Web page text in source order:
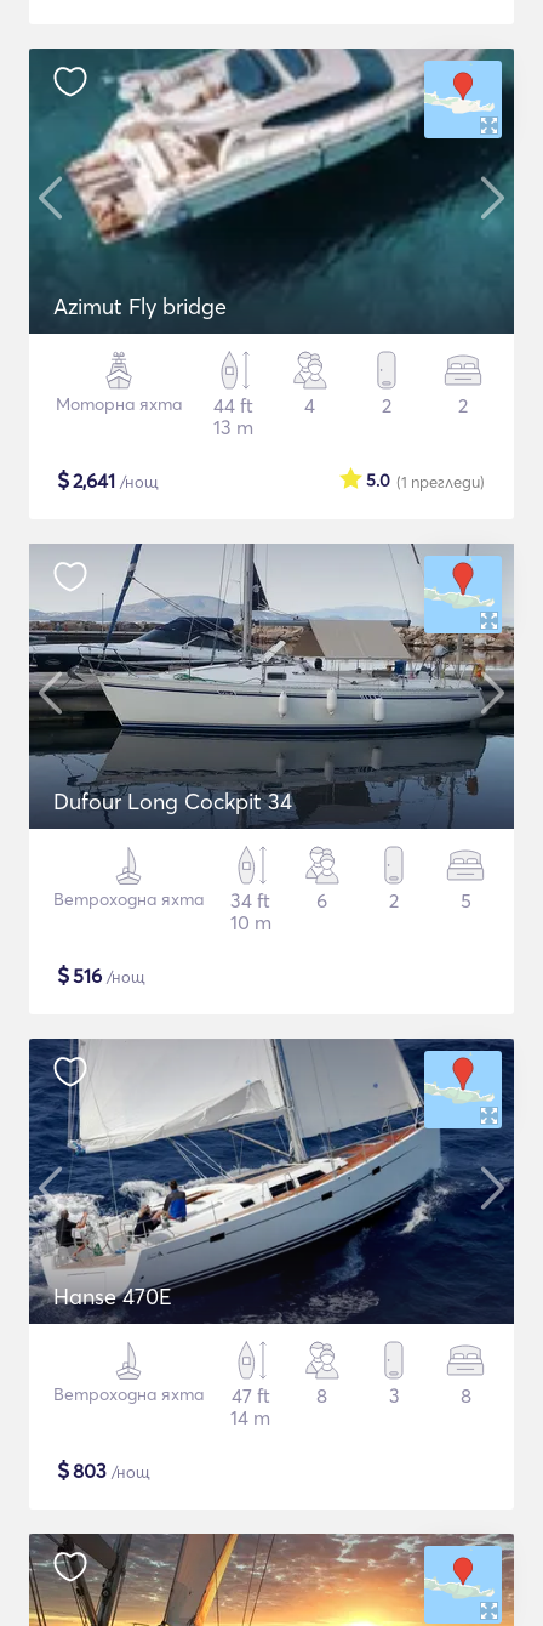
Azimut Fly bridge
Моторна яхта
44 ft
13 m
4 2 2
$2,641 /нощ (1 прегледи)
5.0
Dufour Long Cockpit 34
Ветроходна яхта
34 ft
10 m
6 2 5
$516 /нощ
Hanse 470E
Ветроходна яхта
47 ft
14 m
8 3 8
$803 /нощ